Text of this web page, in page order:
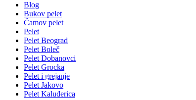
Blog
Bukov pelet
Čamov pelet
Pelet
Pelet Beograd
Pelet Boleč
Pelet Dobanovci
Pelet Grocka
Pelet i grejanje
Pelet Jakovo
Pelet Kaluđerica